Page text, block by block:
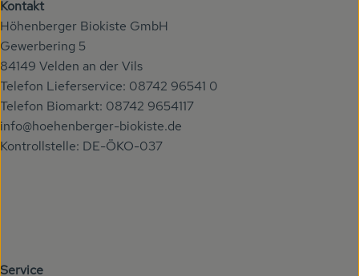
Kontakt
Höhenberger Biokiste GmbH
Gewerbering 5
84149 Velden an der Vils
Telefon Lieferservice: 08742 96541 0
Telefon Biomarkt: 08742 9654117
info@hoehenberger-biokiste.de
Kontrollstelle: DE-ÖKO-037
Service